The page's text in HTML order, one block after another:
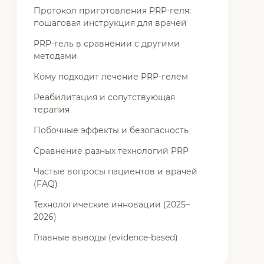
Протокол приготовления PRP-геля:
пошаговая инструкция для врачей
PRP-гель в сравнении с другими
методами
Кому подходит лечение PRP-гелем
Реабилитация и сопутствующая
терапия
Побочные эффекты и безопасность
Сравнение разных технологий PRP
Частые вопросы пациентов и врачей
(FAQ)
Технологические инновации (2025–
2026)
Главные выводы (evidence-based)